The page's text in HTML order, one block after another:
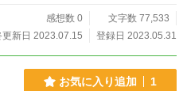
感想数 0
文字数 77,533
更新日 2023.07.15
登録日 2023.05.31
お気に入り追加 1